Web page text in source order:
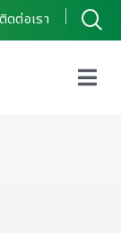
ติดต่อเรา